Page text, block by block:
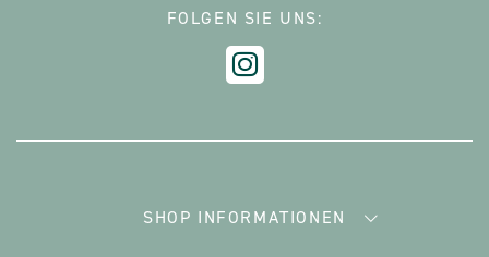
FOLGEN SIE UNS:
SHOP INFORMATIONEN